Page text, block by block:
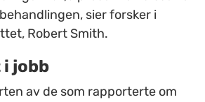
sier forsker i
Robert Smith.
jobb
av de som rapporterte om